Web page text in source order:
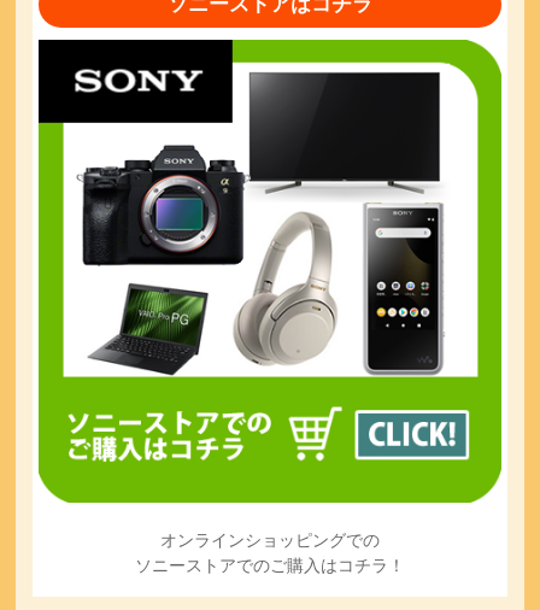
オンラインショッピングでの
ソニーストアでのご購入はコチラ！